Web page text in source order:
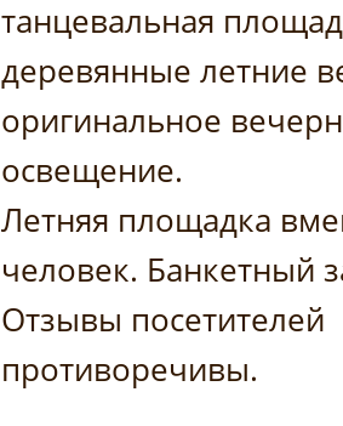
танцевальная
деревянные летние
оригинальное
освещение.
Летняя площадка
человек. Банкетный
Отзывы посетителей
противоречивы.